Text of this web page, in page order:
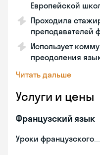
Европейской
Проходила
преподавателей
Использует
преодоления
Читать дальше
Услуги и цены
Французский язык
Уроки французского